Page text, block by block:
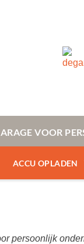
VOOR
ACCU OPLADEN
persoonlijk